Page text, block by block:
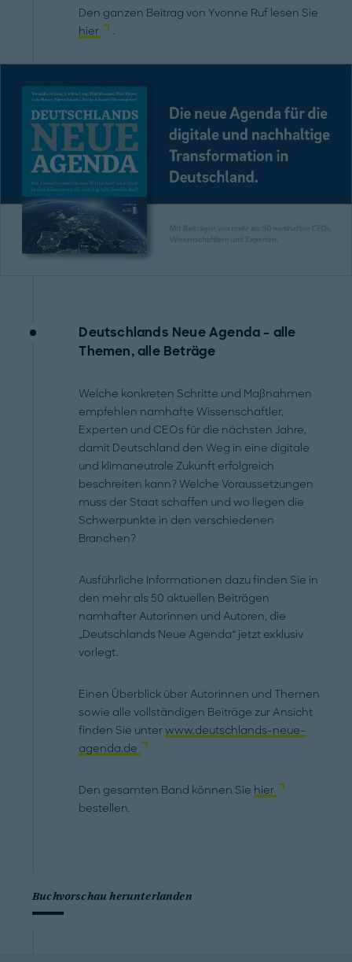
Den ganzen Beitrag von Yvonne Ruf lesen Sie
hier
.
Deutschlands Neue Agenda – alle
Themen, alle Beträge
Welche konkreten Schritte und Maßnahmen
empfehlen namhafte Wissenschaftler,
Experten und CEOs für die nächsten Jahre,
damit Deutschland den Weg in eine digitale
und klimaneutrale Zukunft erfolgreich
beschreiten kann? Welche Voraussetzungen
muss der Staat schaffen und wo liegen die
Schwerpunkte in den verschiedenen
Branchen?
Ausführliche Informationen dazu finden Sie in
den mehr als 50 aktuellen Beiträgen
namhafter Autorinnen und Autoren, die
„Deutschlands Neue Agenda“ jetzt exklusiv
vorlegt.
Einen Überblick über Autorinnen und Themen
sowie alle vollständigen Beiträge zur Ansicht
finden Sie unterwww.deutschlands-neue-
agenda.de
Den gesamten Band können Sie hier
bestellen.
Buchvorschau herunterlanden